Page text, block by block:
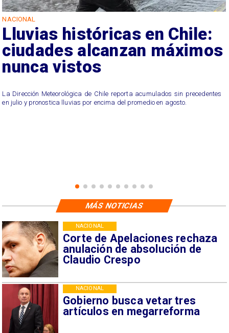
DEPORTES
Presentación de Vozinha en
Colo Colo: Fecha, Estadio y
Contrato
El arquero caboverdiano Vozinha será presentado en el Estadio
Monumental este miércoles. Conoce detalles sobre su debut, la camiseta
Corte de Apelaciones rechaza
anulación de absolución de
Claudio Crespo
NACIONAL
Gobierno busca vetar tres
artículos en megarreforma
NACIONAL
MÁS NOTICIAS